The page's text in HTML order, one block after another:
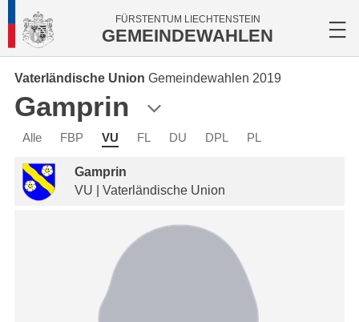
FÜRSTENTUM LIECHTENSTEIN
GEMEINDEWAHLEN
Vaterländische Union Gemeindewahlen 2019
Gamprin
Alle FBP VU FL DU DPL PL
Gamprin
VU | Vaterländische Union